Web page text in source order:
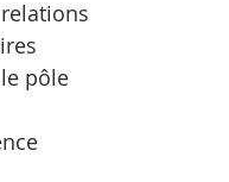
pôle